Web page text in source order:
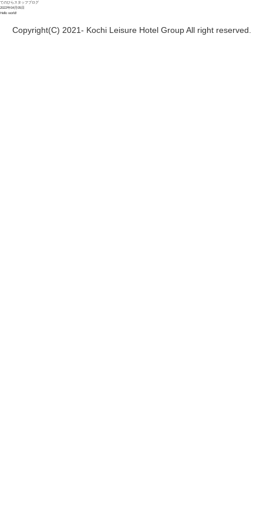
てのひらスタッフブログ
2022年04月05日
Hello world!
Copyright(C) 2021- Kochi Leisure Hotel Group All right reserved.